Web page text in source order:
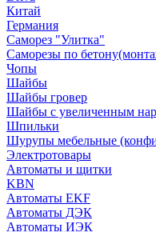
Китай
Германия
Саморез "Улитка"
Саморезы по
Чопы
Шайбы
Шайбы гровер
Шайбы с увеличенным
Шпильки
Шурупы мебельные
Электротовары
Автоматы и щитки
KBN
Автоматы EKF
Автоматы ДЭК
Автоматы ИЭК